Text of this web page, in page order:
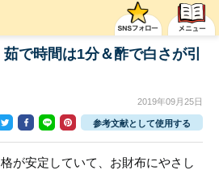
茹で時間は1分＆酢で白さが引
2019年09月25日
参考文献として使用する
が安定していて、お財布にやさし